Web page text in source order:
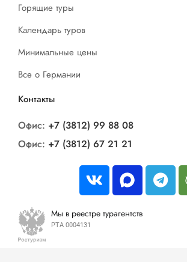
Горящие туры
Календарь туров
Минимальные цены
Все о Германии
Контакты
Офис: +7 (3812) 99 88 08
Офис: +7 (3812) 67 21 21
Мы в реестре турагентств
РТА 0004131